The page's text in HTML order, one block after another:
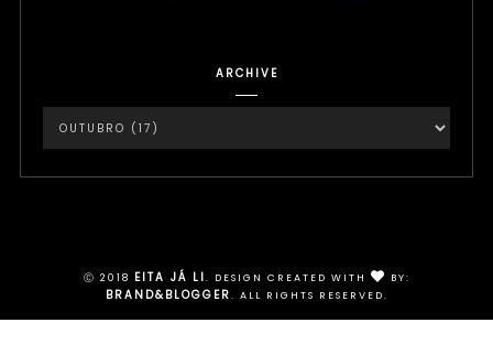
ARCHIVE
Ⓒ 2018 EITA JÁ LI. DESIGN CREATED WITH BY:
BRAND&BLOGGER. ALL RIGHTS RESERVED.